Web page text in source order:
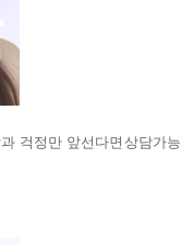
상담가능
걱정만 앞선다면